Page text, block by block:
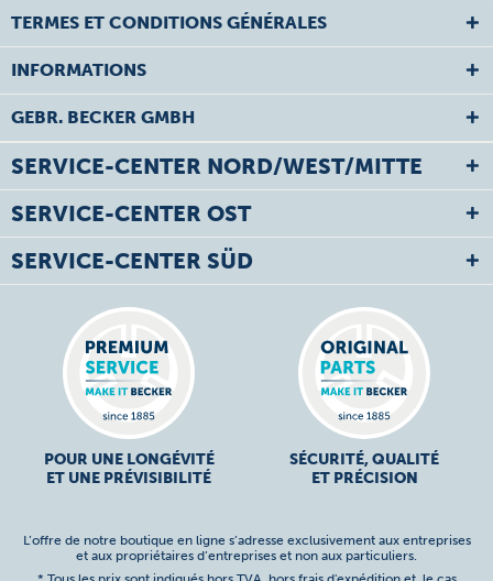
TERMES ET CONDITIONS GÉNÉRALES
INFORMATIONS
GEBR. BECKER GMBH
SERVICE-CENTER NORD/WEST/MITTE
SERVICE-CENTER OST
SERVICE-CENTER SÜD
POUR UNE LONGÉVITÉ
ET UNE PRÉVISIBILITÉ
SÉCURITÉ, QUALITÉ
ET PRÉCISION
L’offre de notre boutique en ligne s’adresse exclusivement aux entreprises
et aux propriétaires d’entreprises et non aux particuliers.